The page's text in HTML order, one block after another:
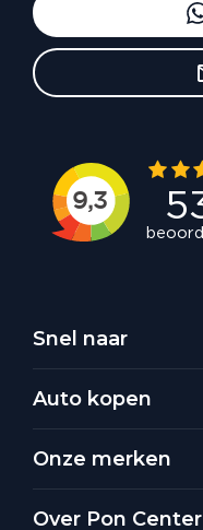
Snel naar
Auto kopen
Onze merken
Over Pon Center